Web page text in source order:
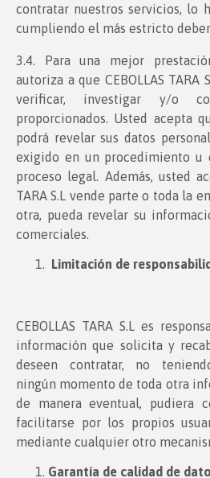
contratar nuestros servicios, lo
cumpliendo el más estricto
3.4. Para una mejor
autoriza a que CEBOLLAS TARA
verificar, investigar y/o
proporcionados. Usted acepta
podrá revelar sus datos
exigido en un procedimiento u
proceso legal. Además, usted
TARA S.L vende parte o toda la
otra, pueda revelar su
comerciales.
Limitación de
CEBOLLAS TARA S.L es
información que solicita y
deseen contratar, no
ningún momento de toda otra
de manera eventual, pudiera
facilitarse por los propios
mediante cualquier otro
Garantía de calidad de